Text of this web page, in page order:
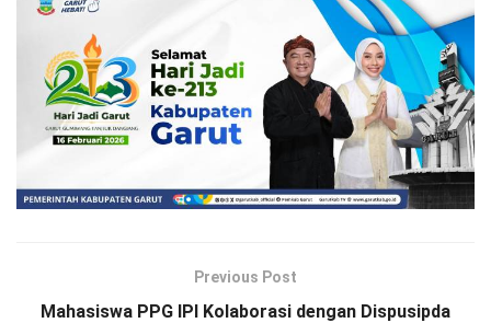
Previous Post
Mahasiswa PPG IPI Kolaborasi dengan Dispusipda